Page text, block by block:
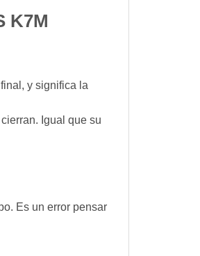
K7M
y significa la
Igual que su
Es un error pensar